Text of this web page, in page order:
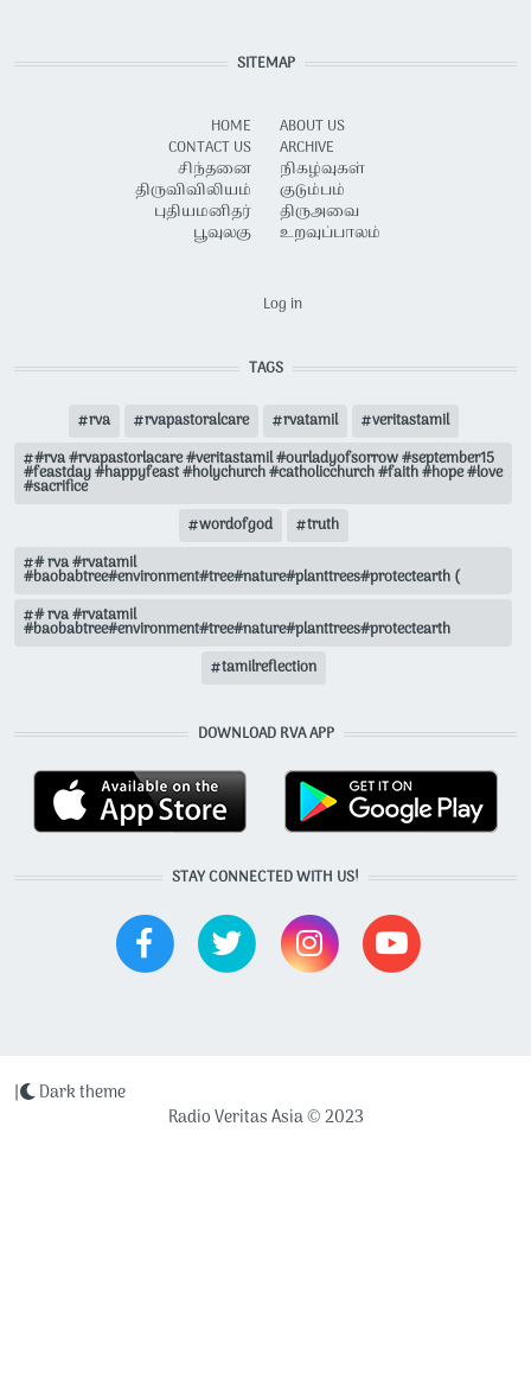
SITEMAP
HOME
CONTACT US
சிந்தனை
திருவிவிலியம்
புதியமனிதர்
பூவுலகு
ABOUT US
ARCHIVE
நிகழ்வுகள்
குடும்பம்
திருஅவை
உறவுப்பாலம்
Log in
TAGS
rva rvapastoralcare rvatamil
veritastamil
#rva #rvapastorlacare #veritastamil #ourladyofsorrow #september15
#feastday #happyfeast #holychurch #catholicchurch #faith #hope #love
#sacrifice
wordofgod
truth
# rva #rvatamil
#baobabtree#environment#tree#nature#planttrees#protectearth (
# rva #rvatamil
#baobabtree#environment#tree#nature#planttrees#protectearth
tamilreflection
DOWNLOAD RVA APP
STAY CONNECTED WITH US!
Radio Veritas Asia © 2023
| Dark theme